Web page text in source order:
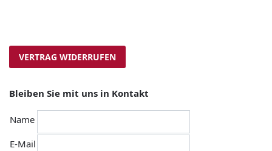
VERTRAG WIDERRUFEN
Bleiben Sie mit uns in Kontakt
Name
E-Mail